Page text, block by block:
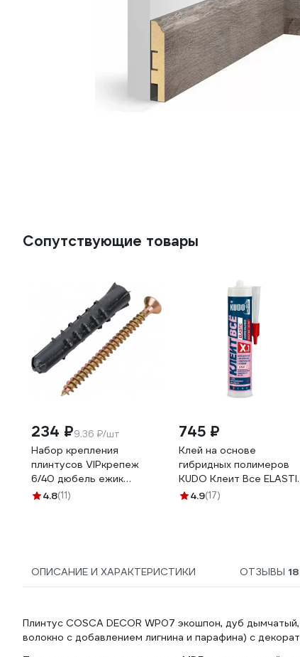
Сопутствующие товары
234 ₽9.36 ₽/шт
Набор крепления
плинтусов VIPкрепеж
6/40 дюбель ежик
25шт/25шт 23006 VIP
4.8(11)
745 ₽
Клей на основе
гибридных полимеров
KUDO Клеит Все
белый, 280 мл KX-1W
4.9(17)
ОПИСАНИЕ И ХАРАКТЕРИСТИКИ ОТЗЫВЫ 18
Плинтус COSCA DECOR WP07 экошпон, дуб
волокно с добавлением лигнина и парафина) с